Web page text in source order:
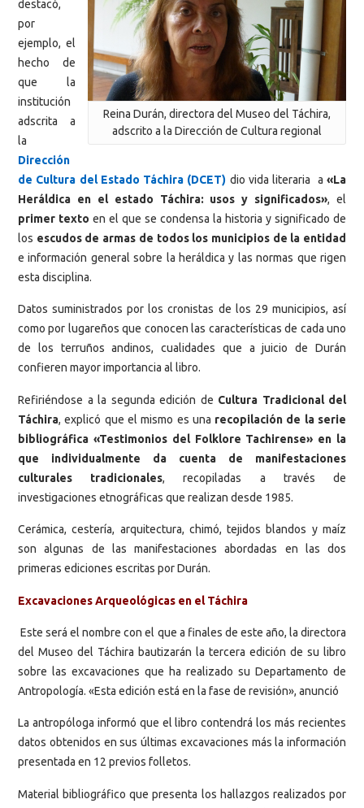
Reina Durán, directora del Museo del Táchira,
adscrito a la Dirección de Cultura regional
destacó,
por
ejemplo, el
hecho de
que la
institución
adscrita a
la
Dirección
de Cultura del Estado Táchira (DCET) dio vida literaria a«La
Heráldica en el estado Táchira: usos y significados», el
primer texto en el que se condensa la historia y significado de
los escudos de armas de todos los municipios de la entidad
e información general sobre la heráldica y las normas que rigen
esta disciplina.
Datos suministrados por los cronistas de los 29 municipios, así
como por lugareños que conocen las características de cada uno
de los terruños andinos, cualidades que a juicio de Durán
confieren mayor importancia al libro.
Refiriéndose a la segunda edición de Cultura Tradicional del
Táchira, explicó que el mismo es una recopilación de la serie
bibliográfica «Testimonios del Folklore Tachirense» en la
que individualmente da cuenta de manifestaciones
culturales tradicionales, recopiladas a través de
investigaciones etnográficas que realizan desde 1985.
Cerámica, cestería, arquitectura, chimó, tejidos blandos y maíz
son algunas de las manifestaciones abordadas en las dos
primeras ediciones escritas por Durán.
Excavaciones Arqueológicas en el Táchira
Este será el nombre con el que a finales de este año, la directora
del Museo del Táchira bautizarán la tercera edición de su libro
sobre las excavaciones que ha realizado su Departamento de
Antropología. «Esta edición está en la fase de revisión», anunció
La antropóloga informó que el libro contendrá los más recientes
datos obtenidos en sus últimas excavaciones más la información
presentada en 12 previos folletos.
Material bibliográfico que presenta los hallazgos realizados por